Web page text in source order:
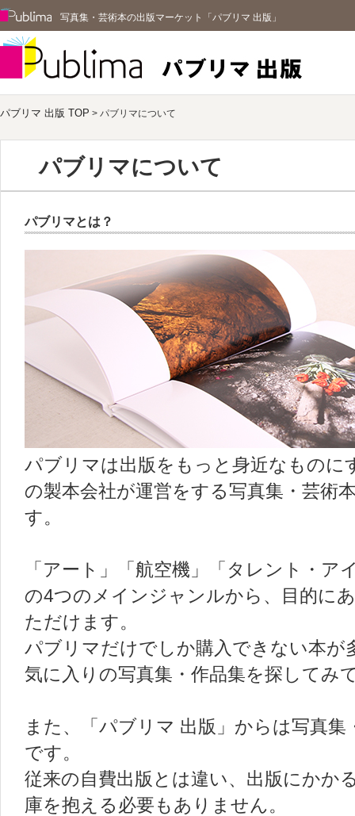
Publima
写真集・芸術本の出版マーケット「パブリマ 出版」
パブリマ 出版 TOP > パブリマについて
パブリマについて
パブリマとは？
パブリマは出版をもっと身近なものに
の製本会社が運営をする写真集・芸術
す。
「アート」「航空機」「タレント・ア
の4つのメインジャンルから、目的に
ただけます。
パブリマだけでしか購入できない本が
気に入りの写真集・作品集を探してみ
また、「パブリマ 出版」からは写真集
です。
従来の自費出版とは違い、出版にかか
庫を抱える必要もありません。